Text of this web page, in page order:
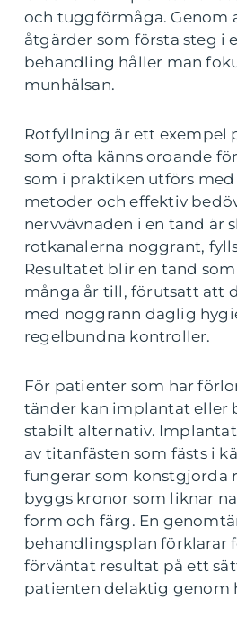
och tuggförmåga. Genom
åtgärder som första steg i
behandling håller man
munhälsan.
Rotfyllning är ett exempel
som ofta känns oroande
som i praktiken utförs
metoder och effektiv
nervvävnaden i en tand är
rotkanalerna noggrant,
Resultatet blir en tand
många år till, förutsatt att
med noggrann daglig
regelbundna kontroller.
För patienter som har
tänder kan implantat eller
stabilt alternativ.
av titanfästen som fästs i
fungerar som konstgjorda
byggs kronor som liknar
form och färg. En
behandlingsplan förklarar
förväntat resultat på ett
patienten delaktig genom